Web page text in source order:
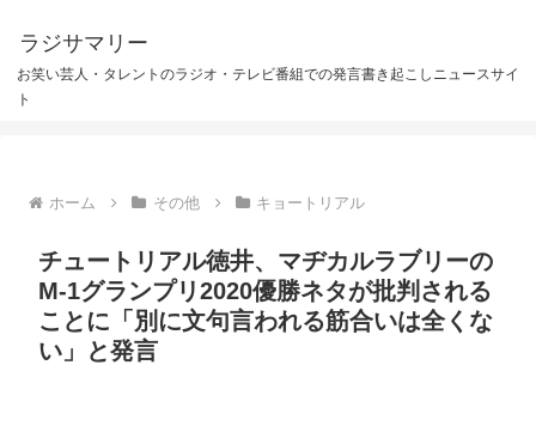
ラジサマリー
お笑い芸人・タレントのラジオ・テレビ番組での発言書き起こしニュースサイ
ト
ホーム その他 キョートリアル
チュートリアル徳井、マヂカルラブリーの
M-1グランプリ2020優勝ネタが批判される
ことに「別に文句言われる筋合いは全くな
い」と発言